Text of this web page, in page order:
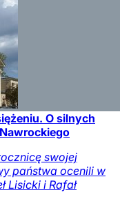
O silnych
swojej
państwa ocenili w
Lisicki i Rafał